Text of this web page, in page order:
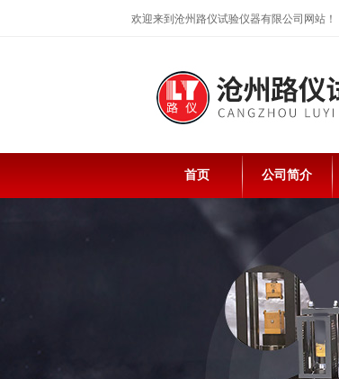
欢迎来到沧州路仪试验仪器有限公司网站！
首页 公司简介